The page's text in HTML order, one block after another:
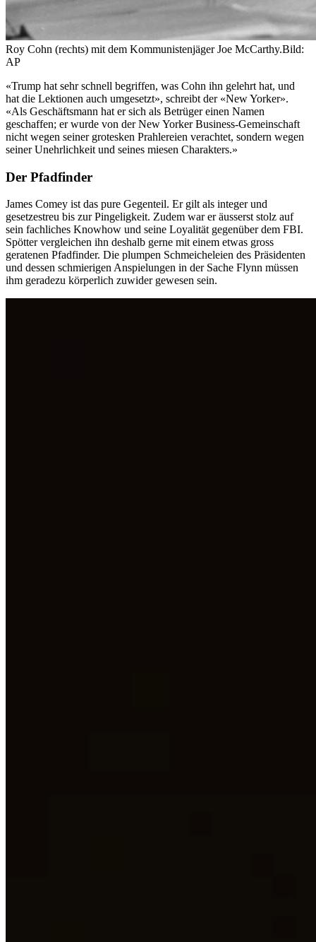
Roy Cohn (rechts) mit dem Kommunistenjäger Joe McCarthy.Bild:
AP
«Trump hat sehr schnell begriffen, was Cohn ihn gelehrt hat, und
hat die Lektionen auch umgesetzt», schreibt der «New Yorker».
«Als Geschäftsmann hat er sich als Betrüger einen Namen
geschaffen; er wurde von der New Yorker Business-Gemeinschaft
nicht wegen seiner grotesken Prahlereien verachtet, sondern wegen
seiner Unehrlichkeit und seines miesen Charakters.»
Der Pfadfinder
James Comey ist das pure Gegenteil. Er gilt als integer und
gesetzestreu bis zur Pingeligkeit. Zudem war er äusserst stolz auf
sein fachliches Knowhow und seine Loyalität gegenüber dem FBI.
Spötter vergleichen ihn deshalb gerne mit einem etwas gross
geratenen Pfadfinder. Die plumpen Schmeicheleien des Präsidenten
und dessen schmierigen Anspielungen in der Sache Flynn müssen
ihm geradezu körperlich zuwider gewesen sein.